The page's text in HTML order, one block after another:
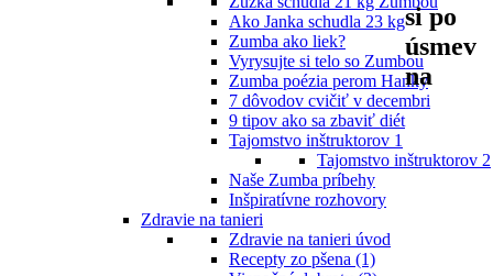
Ako Janka schudla 23 kg
Zumba ako liek?
Vyrysujte si telo so Zumbou
Zumba poézia perom Hanky
7 dôvodov cvičiť v decembri
9 tipov ako sa zbaviť diét
Tajomstvo inštruktorov 1
Tajomstvo inštruktorov 2
Naše Zumba príbehy
Inšpiratívne rozhovory
Zdravie na tanieri
Zdravie na tanieri úvod
Recepty zo pšena (1)
si po
úsmev
na